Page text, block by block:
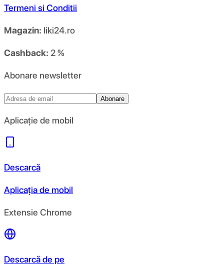
Termeni si Conditii
Magazin: liki24.ro
Cashback: 2 %
Abonare newsletter
Abonare
Aplicație de mobil
Descarcă
Aplicația de mobil
Extensie Chrome
Descarcă de pe